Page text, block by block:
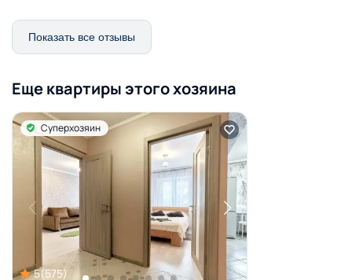
Показать все отзывы
Еще квартиры этого хозяина
Суперхозяин
5(575)